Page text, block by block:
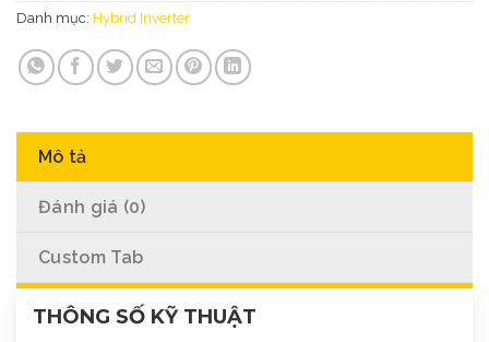
Danh mục: Hybrid Inverter
Mô tả
Đánh giá (0)
Custom Tab
THÔNG SỐ KỸ THUẬT